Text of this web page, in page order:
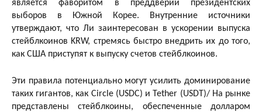
является фаворитом в преддверии президентских
выборов в Южной Корее. Внутренние источники
утверждают, что Ли заинтересован в ускорении выпуска
стейблкоинов KRW, стремясь быстро внедрить их до того,
как США приступят к выпуску счетов стейблкоинов.
Эти правила потенциально могут усилить доминирование
таких гигантов, как Circle (USDC) и Tether (USDT)/ На рынке
представлены стейблкоины, обеспеченные долларом